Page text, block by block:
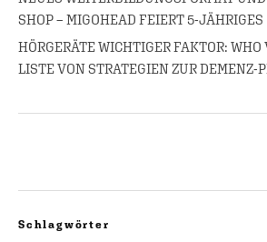
SHOP – MIGOHEAD FEIERT 5-JÄHRIGES
HÖRGERÄTE WICHTIGER FAKTOR:
LISTE VON STRATEGIEN ZUR DEMENZ-
Schlagwörter